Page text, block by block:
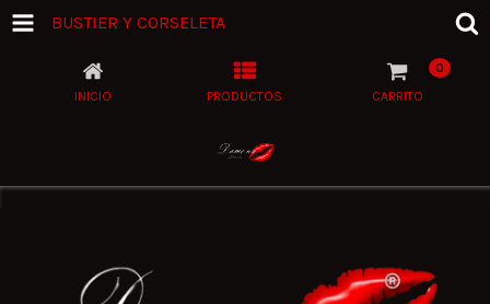
BUSTIER Y CORSELETA
INICIO PRODUCTOS CARRITO
0